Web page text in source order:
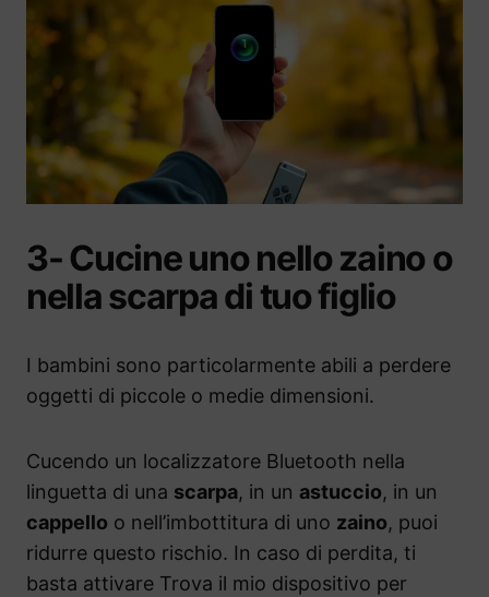
3- Cucine uno nello zaino o
nella scarpa di tuo figlio
I bambini sono particolarmente abili a perdere
oggetti di piccole o medie dimensioni.
Cucendo un localizzatore Bluetooth nella
linguetta di una scarpa, in un astuccio, in un
cappello o nell’imbottitura di uno zaino, puoi
ridurre questo rischio. In caso di perdita, ti
basta attivare Trova il mio dispositivo per